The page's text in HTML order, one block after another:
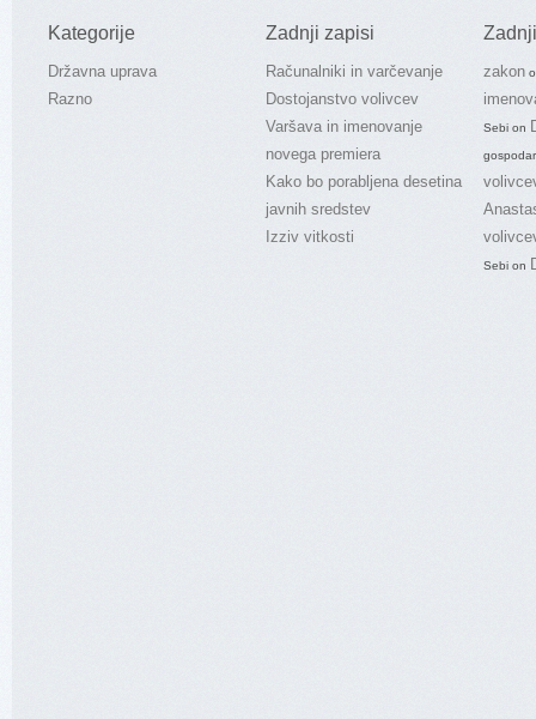
Kategorije
Državna uprava
Razno
Zadnji zapisi
Računalniki in varčevanje
Dostojanstvo volivcev
Varšava in imenovanje
novega premiera
Kako bo porabljena desetina
javnih sredstev
Izziv vitkosti
zakon
Sebi on
gospodar
Sebi on